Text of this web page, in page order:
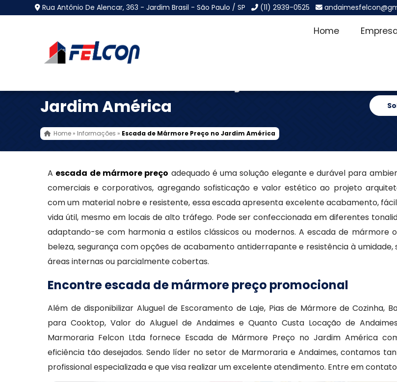
Rua Antônio De Alencar, 363 - Jardim Brasil - São Paulo / SP (11) 2939-0525
Home
Jardim América
Home » Informações » Escada de Mármore Preço no Jardim América
A escada de mármore preço adequado é uma solução elegante e durável para
comerciais e corporativos, agregando sofisticação e valor estético ao projeto
com um material nobre e resistente, essa escada apresenta excelente acabamento,
vida útil, mesmo em locais de alto tráfego. Pode ser confeccionada em diferentes
adaptando-se com harmonia a estilos clássicos ou modernos. A escada de mármore
beleza, segurança com opções de acabamento antiderrapante e resistência à umidade,
áreas internas ou parcialmente cobertas.
Encontre escada de mármore preço promocional
Além de disponibilizar Aluguel de Escoramento de Laje, Pias de Mármore de Cozinha,
para Cooktop, Valor do Aluguel de Andaimes e Quanto Custa Locação de
Marmoraria Felcon Ltda fornece Escada de Mármore Preço no Jardim América
eficiência tão desejados. Sendo líder no setor de Marmoraria e Andaimes, contamos
profissional especializada e que visa realizar um excelente atendimento. Entre em